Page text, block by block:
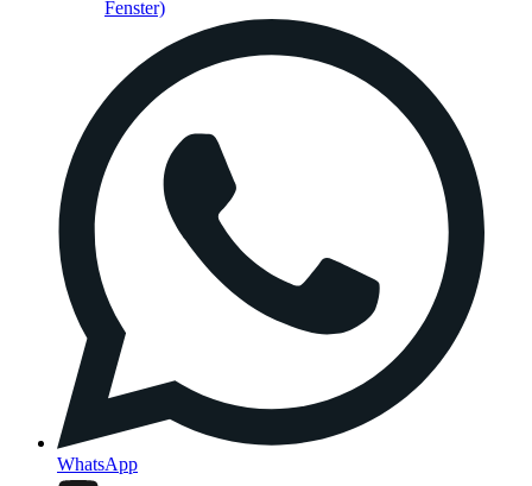
Fenster)
WhatsApp